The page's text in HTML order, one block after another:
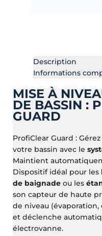
Description
Informations
MISE À
DE BASSIN :
GUARD
ProfiClear Guard :
votre bassin avec le
Maintient
Dispositif idéal pour les
de baignade ou les
son capteur de haute
de niveau (évaporation,
et déclenche
électrovanne.